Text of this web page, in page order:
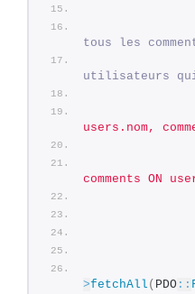
tous les
utilisateurs qui
users.nom,
comments ON
>fetchAll ( PDO ::